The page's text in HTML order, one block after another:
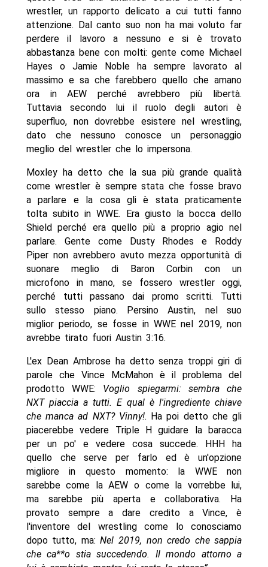
wrestler, un rapporto delicato a cui tutti fanno
attenzione. Dal canto suo non ha mai voluto far
perdere il lavoro a nessuno e si è trovato
abbastanza bene con molti: gente come Michael
Hayes o Jamie Noble ha sempre lavorato al
massimo e sa che farebbero quello che amano
ora in AEW perché avrebbero più libertà.
Tuttavia secondo lui il ruolo degli autori è
superfluo, non dovrebbe esistere nel wrestling,
dato che nessuno conosce un personaggio
meglio del wrestler che lo impersona.
Moxley ha detto che la sua più grande qualità
come wrestler è sempre stata che fosse bravo
a parlare e la cosa gli è stata praticamente
tolta subito in WWE. Era giusto la bocca dello
Shield perché era quello più a proprio agio nel
parlare. Gente come Dusty Rhodes e Roddy
Piper non avrebbero avuto mezza opportunità di
suonare meglio di Baron Corbin con un
microfono in mano, se fossero wrestler oggi,
perché tutti passano dai promo scritti. Tutti
sullo stesso piano. Persino Austin, nel suo
miglior periodo, se fosse in WWE nel 2019, non
avrebbe tirato fuori Austin 3:16.
L'ex Dean Ambrose ha detto senza troppi giri di
parole che Vince McMahon è il problema del
prodotto WWE: Voglio spiegarmi: sembra che
NXT piaccia a tutti. E qual è l'ingrediente chiave
che manca ad NXT? Vinny!. Ha poi detto che gli
piacerebbe vedere Triple H guidare la baracca
per un po' e vedere cosa succede. HHH ha
quello che serve per farlo ed è un'opzione
migliore in questo momento: la WWE non
sarebbe come la AEW o come la vorrebbe lui,
ma sarebbe più aperta e collaborativa. Ha
provato sempre a dare credito a Vince, è
l'inventore del wrestling come lo conosciamo
dopo tutto, ma:Nel 2019, non credo che sappia
che ca**o stia succedendo. Il mondo attorno a